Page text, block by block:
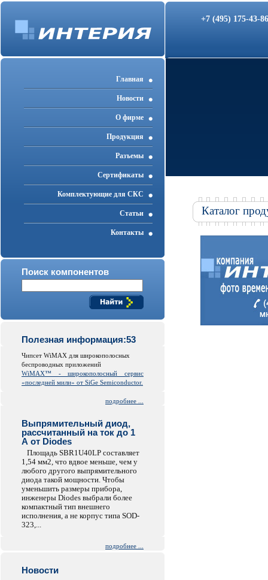
+7 (495) 175-43-
Главная
Новости
О фирме
Продукция
Разъемы
Cертификаты
Комплектующие для СКС
Статьи
Контакты
Поиск компонентов
Полезная информация:53
Чипсет WiMAX для широкополосных
беспроводных приложений
WiMAX™ - широкополосный сервис
«последней мили» от SiGe Semiconductor.
подробнее ...
Выпрямительный диод,
рассчитанный на ток до 1
А от Diodes
Площадь SBR1U40LP составляет
1,54 мм2, что вдвое меньше, чем у
любого другого выпрямительного
диода такой мощности. Чтобы
уменьшить размеры прибора,
инженеры Diodes выбрали более
компактный тип внешнего
исполнения, а не корпус типа SOD-
323,...
подробнее ...
Новости
Каталог